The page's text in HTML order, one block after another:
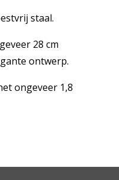
staal.
28 cm
ontwerp.
ongeveer 1,8